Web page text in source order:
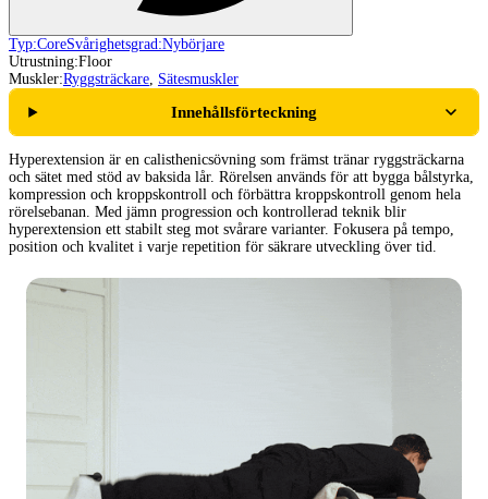
Typ:CoreSvårighetsgrad:Nybörjare
Utrustning:Floor
Muskler:Ryggsträckare, Sätesmuskler
Innehållsförteckning
Hyperextension är en calisthenicsövning som främst tränar ryggsträckarna
och sätet med stöd av baksida lår. Rörelsen används för att bygga bålstyrka,
kompression och kroppskontroll och förbättra kroppskontroll genom hela
rörelsebanan. Med jämn progression och kontrollerad teknik blir
hyperextension ett stabilt steg mot svårare varianter. Fokusera på tempo,
position och kvalitet i varje repetition för säkrare utveckling över tid.